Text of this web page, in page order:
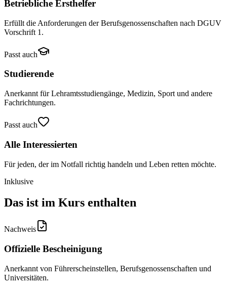
Betriebliche Ersthelfer
Erfüllt die Anforderungen der Berufsgenossenschaften nach DGUV
Vorschrift 1.
Passt auch
Studierende
Anerkannt für Lehramtsstudiengänge, Medizin, Sport und andere
Fachrichtungen.
Passt auch
Alle Interessierten
Für jeden, der im Notfall richtig handeln und Leben retten möchte.
Inklusive
Das ist im Kurs enthalten
Nachweis
Offizielle Bescheinigung
Anerkannt von Führerscheinstellen, Berufsgenossenschaften und
Universitäten.